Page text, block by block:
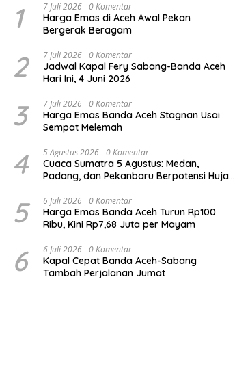
1 7 Juli 2026 0 Komentar
Harga Emas di Aceh Awal Pekan
Bergerak Beragam
2 7 Juli 2026 0 Komentar
Jadwal Kapal Fery Sabang-Banda Aceh
Hari Ini, 4 Juni 2026
3 7 Juli 2026 0 Komentar
Harga Emas Banda Aceh Stagnan Usai
Sempat Melemah
4 5 Agustus 2026 0 Komentar
Cuaca Sumatra 5 Agustus: Medan,
Padang, dan Pekanbaru Berpotensi Hujan
5 6 Juli 2026 0 Komentar
Harga Emas Banda Aceh Turun Rp100
Ribu, Kini Rp7,68 Juta per Mayam
6 6 Juli 2026 0 Komentar
Kapal Cepat Banda Aceh-Sabang
Tambah Perjalanan Jumat